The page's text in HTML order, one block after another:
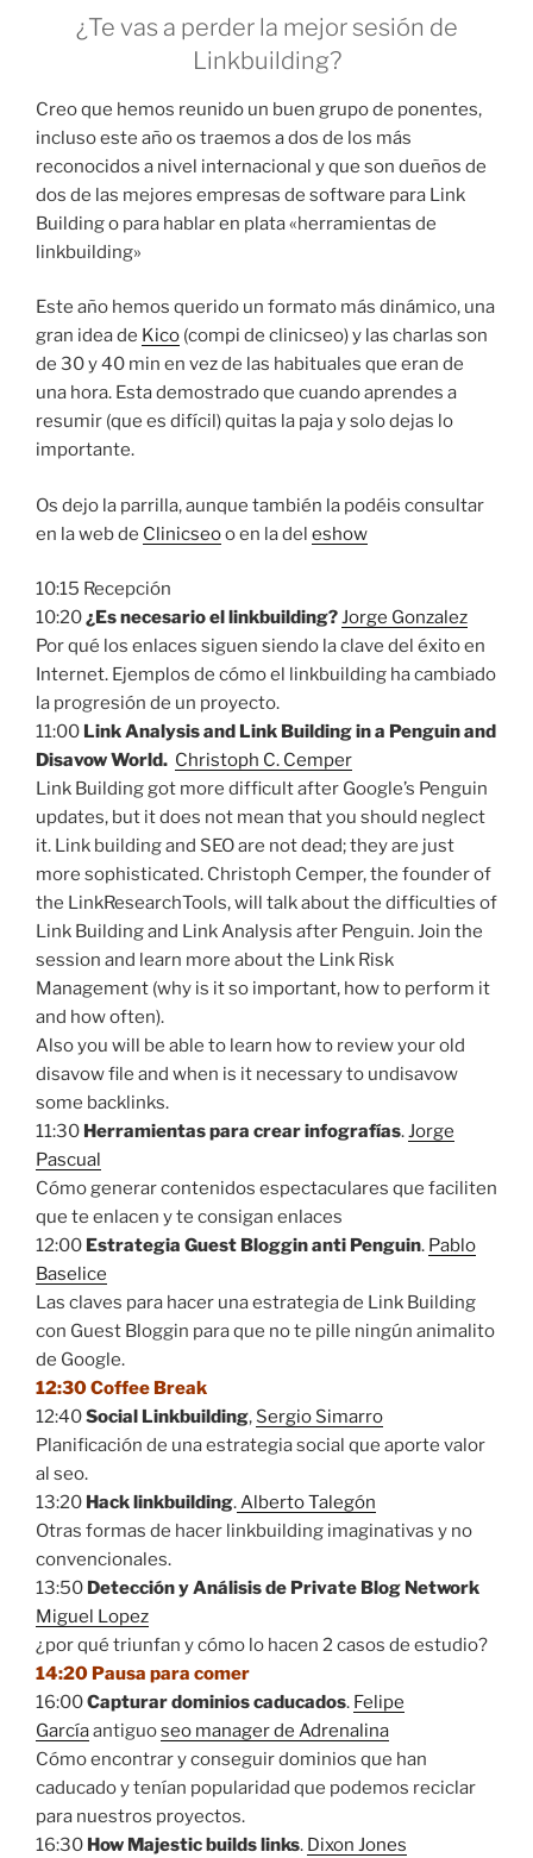
¿Te vas a perder la mejor sesión de
Linkbuilding?
Creo que hemos reunido un buen grupo de ponentes,
incluso este año os traemos a dos de los más
reconocidos a nivel internacional y que son dueños de
dos de las mejores empresas de software para Link
Building o para hablar en plata «herramientas de
linkbuilding»
Este año hemos querido un formato más dinámico, una
gran idea de Kico (compi de clinicseo) y las charlas son
de 30 y 40 min en vez de las habituales que eran de
una hora. Esta demostrado que cuando aprendes a
resumir (que es difícil) quitas la paja y solo dejas lo
importante.
Os dejo la parrilla, aunque también la podéis consultar
en la web de Clinicseoo en la del eshow
10:15 Recepción
10:20¿Es necesario el linkbuilding?Jorge Gonzalez
Por qué los enlaces siguen siendo la clave del éxito en
Internet. Ejemplos de cómo el linkbuilding ha cambiado
la progresión de un proyecto.
11:00 Link Analysis and Link Building in a Penguin and
Disavow World. Christoph C. Cemper
Link Building got more difficult after Google’s Penguin
updates, but it does not mean that you should neglect
it. Link building and SEO are not dead; they are just
more sophisticated. Christoph Cemper, the founder of
the LinkResearchTools, will talk about the difficulties of
Link Building and Link Analysis after Penguin. Join the
session and learn more about the Link Risk
Management (why is it so important, how to perform it
and how often).
Also you will be able to learn how to review your old
disavow file and when is it necessary to undisavow
some backlinks.
11:30 Herramientas para crear infografías.Jorge
Pascual
Cómo generar contenidos espectaculares que faciliten
que te enlacen y te consigan enlaces
12:00 Estrategia Guest Bloggin anti Penguin. Pablo
Baselice
Las claves para hacer una estrategia de Link Building
con Guest Bloggin para que no te pille ningún animalito
de Google.
12:30 Coffee Break
12:40Social Linkbuilding, Sergio Simarro
Planificación de una estrategia social que aporte valor
al seo.
13:20 Hack linkbuilding.Alberto Talegón
Otras formas de hacer linkbuilding imaginativas y no
convencionales.
13:50 Detección y Análisis de Private Blog Network
Miguel Lopez
¿por qué triunfan y cómo lo hacen 2 casos de estudio?
14:20 Pausa para comer
16:00Capturar dominios caducados. Felipe
Garcíaantiguoseo manager de Adrenalina
Cómo encontrar y conseguir dominios que han
caducado y tenían popularidad que podemos reciclar
para nuestros proyectos.
16:30 How Majestic builds links. Dixon Jones